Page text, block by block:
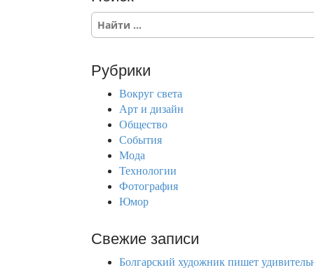
S
e
c
Рубрики
Вокруг света
Арт и дизайн
Общество
События
Мода
Технологии
Фотография
Юмор
Свежие записи
Болгарский художник пишет